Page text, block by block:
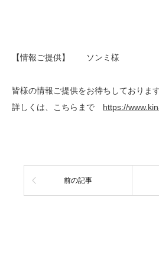
【情報ご提供】 ソンミ様
皆様の情報ご提供をお待ちしておりま
詳しくは、こちらまで https://
前の記事